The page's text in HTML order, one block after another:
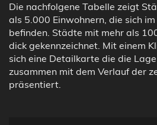
Die nachfolgene Tabelle zeigt
als 5.000 Einwohnern, die sich
befinden. Städte mit mehr als
dick gekennzeichnet. Mit einem
sich eine Detailkarte die die
zusammen mit dem Verlauf der
präsentiert.